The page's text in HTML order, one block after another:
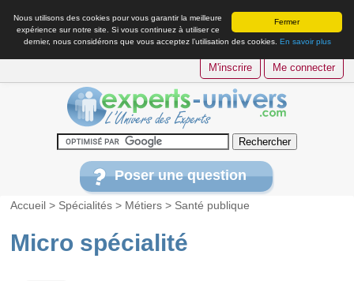
Fermer
Nous utilisons des cookies pour vous garantir la meilleure
expérience sur notre site. Si vous continuez à utiliser ce
dernier, nous considérons que vous acceptez l’utilisation des cookies. En savoir plus
M'inscrire Me connecter
Poser une question
Accueil > Spécialités > Métiers > Santé publique
Micro spécialité